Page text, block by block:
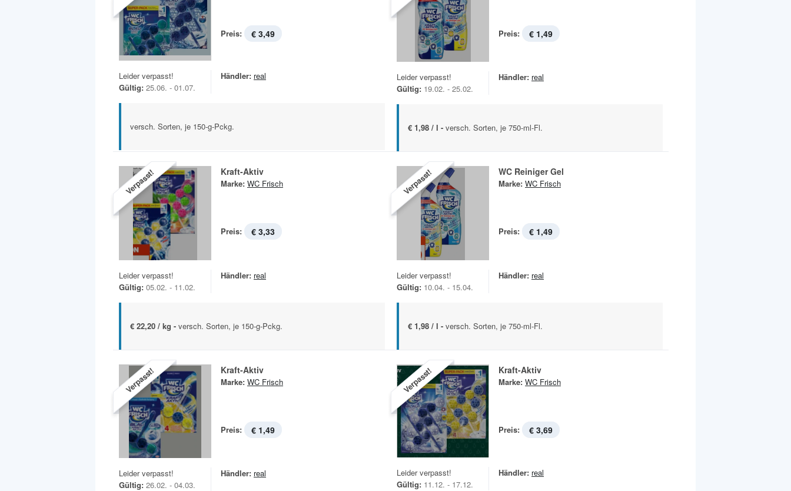
Preis: € 3,49
Leider verpasst!
Gültig: 25.06. - 01.07.
Händler: real
versch. Sorten, je 150-g-Pckg.
Preis: € 1,49
Leider verpasst!
Gültig: 19.02. - 25.02.
Händler: real
€ 1,98 / l - versch. Sorten, je 750-ml-Fl.
Verpasst! Kraft-Aktiv
Marke: WC Frisch
Preis: € 3,33
Leider verpasst!
Gültig: 05.02. - 11.02.
Händler: real
€ 22,20 / kg - versch. Sorten, je 150-g-Pckg.
Verpasst! WC Reiniger Gel
Marke: WC Frisch
Preis: € 1,49
Leider verpasst!
Gültig: 10.04. - 15.04.
Händler: real
€ 1,98 / l - versch. Sorten, je 750-ml-Fl.
Verpasst! Kraft-Aktiv
Marke: WC Frisch
Preis: € 1,49
Leider verpasst!
Gültig: 26.02. - 04.03.
Händler: real
Verpasst! Kraft-Aktiv
Marke: WC Frisch
Preis: € 3,69
Leider verpasst!
Gültig: 11.12. - 17.12.
Händler: real